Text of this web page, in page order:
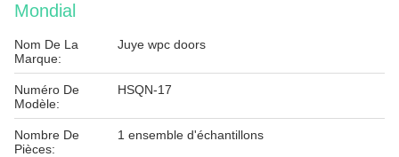
Mondial
Nom De La
Marque:
Juye wpc doors
Numéro De
Modèle:
HSQN-17
Nombre De
Pièces:
1 ensemble d'échantillons